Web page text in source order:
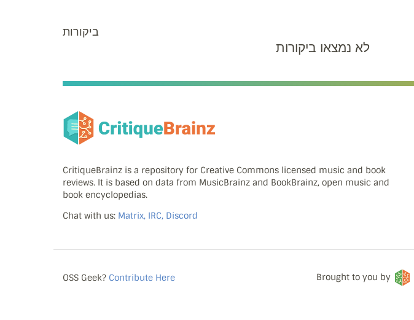
ביקורות
לא נמצאו ביקורות
CritiqueBrainz is a repository for Creative Commons licensed music and book
reviews. It is based on data from MusicBrainz and BookBrainz, open music and
book encyclopedias.
Chat with us: Matrix, IRC, Discord
OSS Geek? Contribute Here Brought to you by